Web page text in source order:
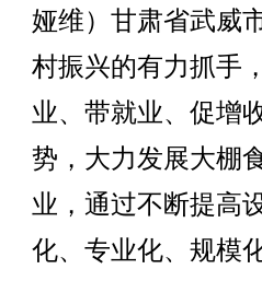
娅维）甘肃省武威
村振兴的有力抓手
业、带就业、促增
势，大力发展大棚
业，通过不断提高
化、专业化、规模